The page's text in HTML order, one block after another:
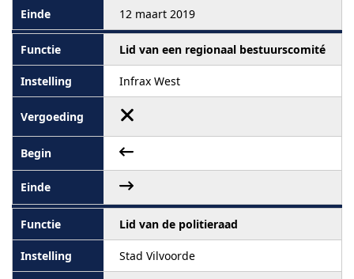
12 maart 2019
Lid van een regionaal bestuurscomité
Infrax West
Lid van de politieraad
Stad Vilvoorde